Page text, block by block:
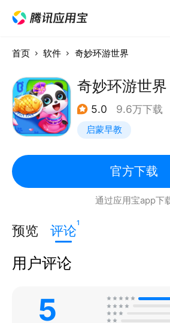
首页 软件 奇妙环游世界
奇妙环游世界
5.0 9.6万下载
启蒙早教
官方下载
通过应用宝app下
预览 评论1
用户评论
5